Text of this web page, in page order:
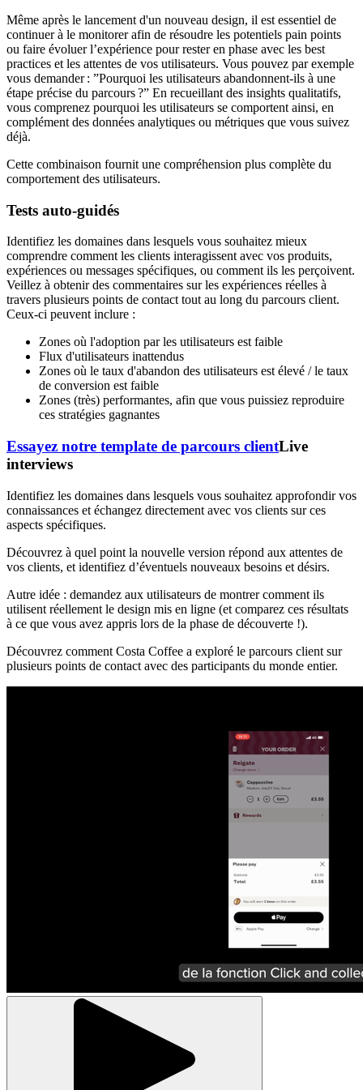
Même après le lancement d'un nouveau design, il est essentiel de
continuer à le monitorer afin de résoudre les potentiels pain points
ou faire évoluer l’expérience pour rester en phase avec les best
practices et les attentes de vos utilisateurs. Vous pouvez par exemple
vous demander : ”Pourquoi les utilisateurs abandonnent-ils à une
étape précise du parcours ?” En recueillant des insights qualitatifs,
vous comprenez pourquoi les utilisateurs se comportent ainsi, en
complément des données analytiques ou métriques que vous suivez
déjà.
Cette combinaison fournit une compréhension plus complète du
comportement des utilisateurs.
Tests auto‑guidés
Identifiez les domaines dans lesquels vous souhaitez mieux
comprendre comment les clients interagissent avec vos produits,
expériences ou messages spécifiques, ou comment ils les perçoivent.
Veillez à obtenir des commentaires sur les expériences réelles à
travers plusieurs points de contact tout au long du parcours client.
Ceux-ci peuvent inclure :
Zones où l'adoption par les utilisateurs est faible
Flux d'utilisateurs inattendus
Zones où le taux d'abandon des utilisateurs est élevé / le taux
de conversion est faible
Zones (très) performantes, afin que vous puissiez reproduire
ces stratégies gagnantes
Essayez notre template de parcours clientLive
interviews
Identifiez les domaines dans lesquels vous souhaitez approfondir vos
connaissances et échangez directement avec vos clients sur ces
aspects spécifiques.
Découvrez à quel point la nouvelle version répond aux attentes de
vos clients, et identifiez d’éventuels nouveaux besoins et désirs.
Autre idée : demandez aux utilisateurs de montrer comment ils
utilisent réellement le design mis en ligne (et comparez ces résultats
à ce que vous avez appris lors de la phase de découverte !).
Découvrez comment Costa Coffee a exploré le parcours client sur
plusieurs points de contact avec des participants du monde entier.